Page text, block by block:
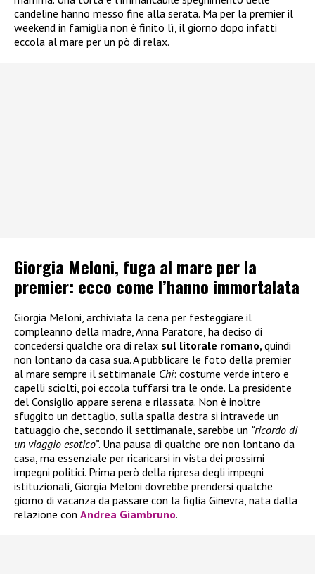
candeline hanno messo fine alla serata. Ma per la premier il
weekend in famiglia non è finito lì, il giorno dopo infatti
eccola al mare per un pò di relax.
Giorgia Meloni, fuga al mare per la
premier: ecco come l’hanno immortalata
Giorgia Meloni, archiviata la cena per festeggiare il
compleanno della madre, Anna Paratore, ha deciso di
concedersi qualche ora di relax sul litorale romano,quindi
non lontano da casa sua. A pubblicare le foto della premier
al mare sempre il settimanale Chi: costume verde intero e
capelli sciolti, poi eccola tuffarsi tra le onde. La presidente
del Consiglio appare serena e rilassata. Non è inoltre
sfuggito un dettaglio, sulla spalla destra si intravede un
tatuaggio che, secondo il settimanale, sarebbe un “ricordo di
un viaggio esotico”. Una pausa di qualche ore non lontano da
casa, ma essenziale per ricaricarsi in vista dei prossimi
impegni politici. Prima però della ripresa degli impegni
istituzionali, Giorgia Meloni dovrebbe prendersi qualche
giorno di vacanza da passare con la figlia Ginevra, nata dalla
relazione con Andrea Giambruno.